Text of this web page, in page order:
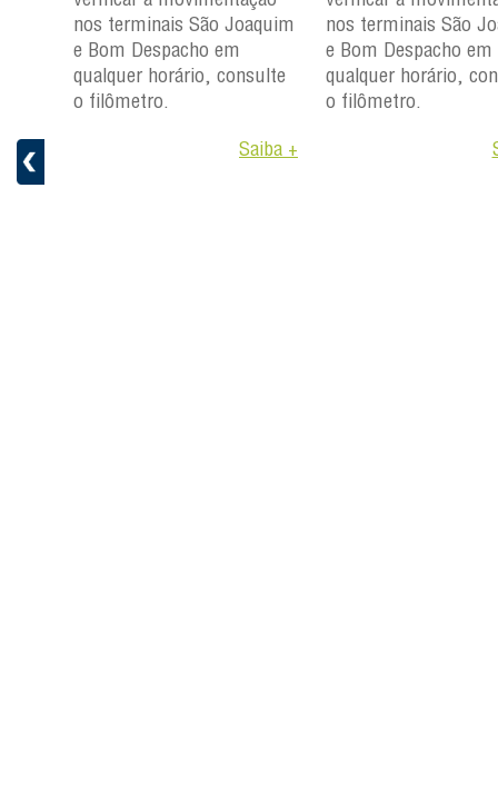
+
nos terminais São Joaquim
e Bom Despacho em
qualquer horário, consulte
o filômetro.
Saiba +
nos terminais São
e Bom Despacho em
qualquer horário,
o filômetro.